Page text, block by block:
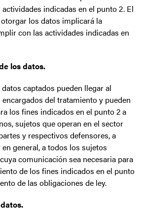
indicadas en el punto 2. El
los datos implicará la
con las actividades indicadas en
los datos.
captados pueden llegar al
del tratamiento y pueden
los fines indicados en el punto 2 a
sujetos que operan en el sector
y respectivos defensores, a
general, a todos los sujetos
comunicación sea necesaria para
de los fines indicados en el punto
de las obligaciones de ley.